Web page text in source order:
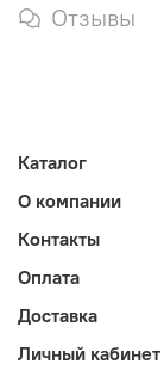
Отзывы
Каталог
О компании
Контакты
Оплата
Доставка
Личный кабинет